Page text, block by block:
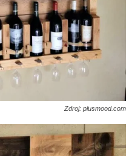
Zdroj: plusmood.com